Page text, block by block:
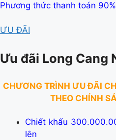
Phương thức thanh toán 90%
ƯU ĐÃI
Ưu đãi Long Cang
CHƯƠNG TRÌNH ƯU ĐÃI
THEO CHÍNH
Chiết khấu
lên